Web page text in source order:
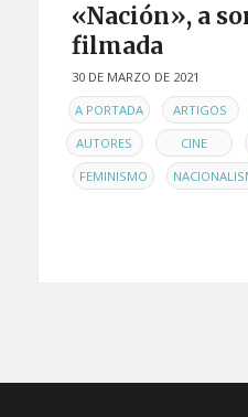
«Nación», a
filmada
30 DE MARZO DE 2021
ENA PORTADA , ARTIGOS ,
AUTORES , CINE ,
FEMINISMO ,